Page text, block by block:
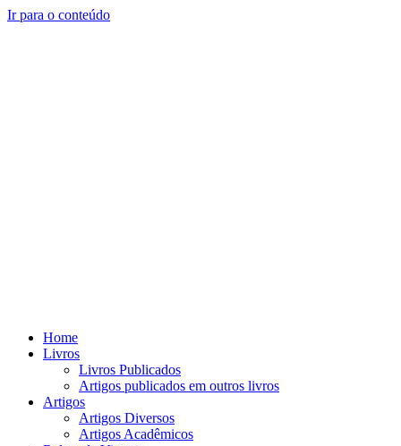
Ir para o conteúdo
Home
Livros
Livros Publicados
Artigos publicados em outros livros
Artigos
Artigos Diversos
Artigos Acadêmicos